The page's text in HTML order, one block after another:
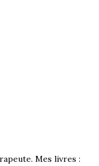
Mes livres :